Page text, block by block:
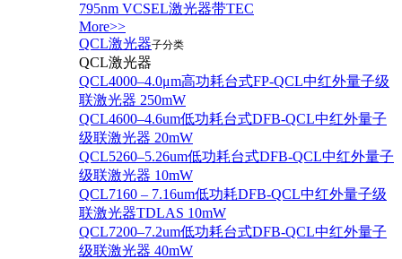
795nm VCSEL激光器带TEC
More>>
QCL激光器子分类
QCL激光器
QCL4000–4.0μm高功耗台式FP-QCL中红外量子级
联激光器 250mW
QCL4600–4.6um低功耗台式DFB-QCL中红外量子
级联激光器 20mW
QCL5260–5.26um低功耗台式DFB-QCL中红外量子
级联激光器 10mW
QCL7160 – 7.16um低功耗DFB-QCL中红外量子级
联激光器TDLAS 10mW
QCL7200–7.2um低功耗台式DFB-QCL中红外量子
级联激光器 40mW